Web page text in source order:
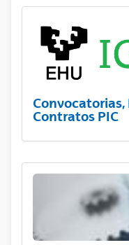
Convocatorias,
Contratos PIC